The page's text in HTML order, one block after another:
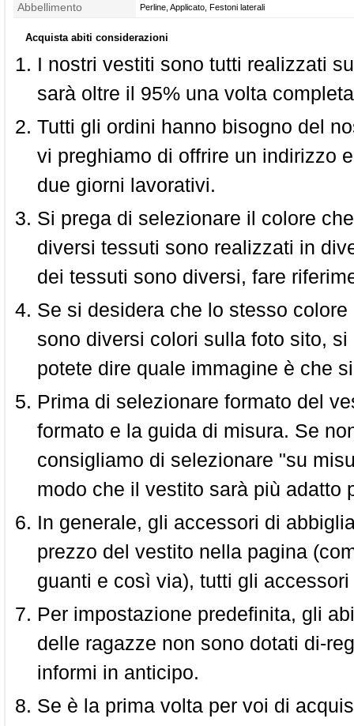
Abbellimento Perline, Applicato, Festoni laterali
Acquista abiti considerazioni
I nostri vestiti sono tutti realizzati
sarà oltre il 95% una volta
Tutti gli ordini hanno bisogno del
vi preghiamo di offrire un indirizzo
due giorni lavorativi.
Si prega di selezionare il colore
diversi tessuti sono realizzati in
dei tessuti sono diversi, fare
Se si desidera che lo stesso
sono diversi colori sulla foto sito,
potete dire quale immagine è che
Prima di selezionare formato del
formato e la guida di misura. Se
consigliamo di selezionare "su
modo che il vestito sarà più adatto
In generale, gli accessori di
prezzo del vestito nella pagina
guanti e così via), tutti gli
Per impostazione predefinita, gli
delle ragazze non sono dotati di-
informi in anticipo.
Se è la prima volta per voi di